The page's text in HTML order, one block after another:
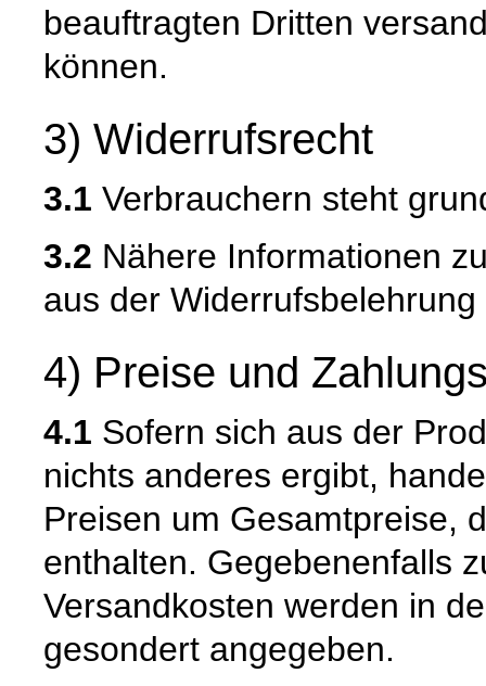
beauftragten Dritten
können.
3) Widerrufsrecht
3.1 Verbrauchern steht
3.2 Nähere Informationen
aus der
4) Preise und
4.1 Sofern sich aus der
nichts anderes ergibt,
Preisen um Gesamtpreise,
enthalten. Gegebenenfalls
Versandkosten werden in
gesondert angegeben.